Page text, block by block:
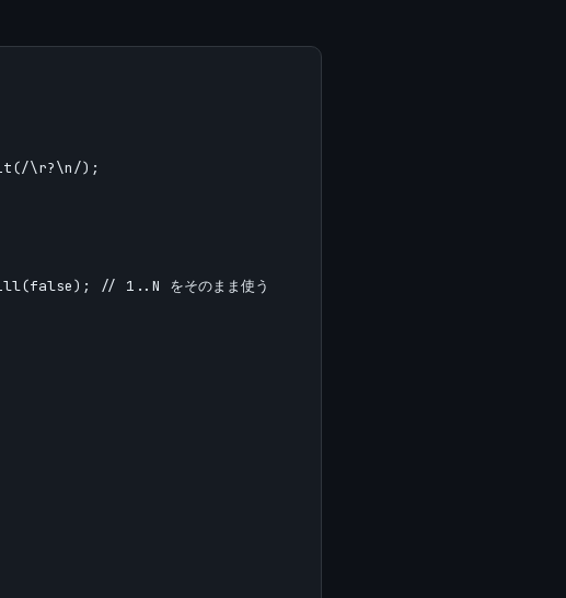
\r?\n/);
// 1..N をそのまま使う